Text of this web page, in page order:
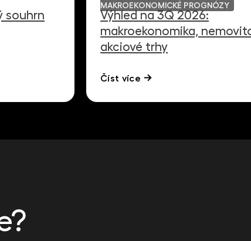
souhrn
Výhled na 3Q 2026:
makroekonomika,
akciové trhy
Číst více
MAKROEKONOMICKÉ PROGNÓZY